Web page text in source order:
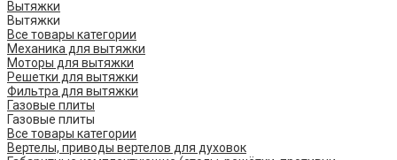
Вытяжки
Вытяжки
Все товары категории
Механика для вытяжки
Моторы для вытяжки
Решетки для вытяжки
Фильтра для вытяжки
Газовые плиты
Газовые плиты
Все товары категории
Вертелы, приводы вертелов для духовок